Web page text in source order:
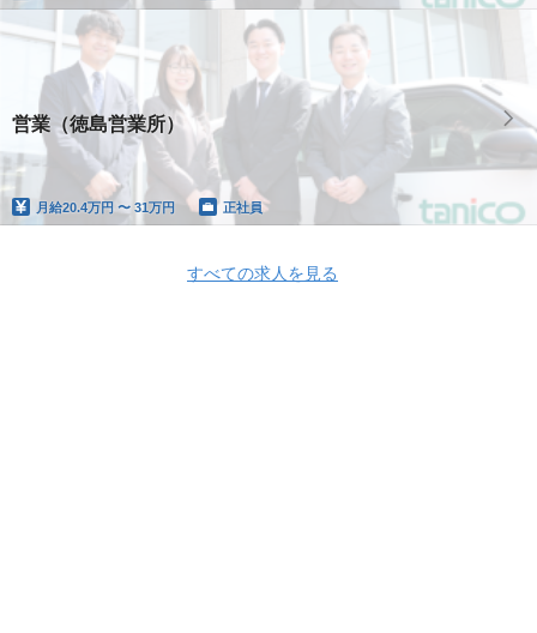
営業（徳島営業所）
月給20.4万円 〜 31万円 正社員
すべての求人を見る